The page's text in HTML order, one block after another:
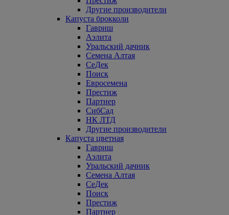
Другие производители
Капуста брокколи
Гавриш
Аэлита
Уральский дачник
Семена Алтая
СеДек
Поиск
Евросемена
Престиж
Партнер
СибСад
НК ЛТД
Другие производители
Капуста цветная
Гавриш
Аэлита
Уральский дачник
Семена Алтая
СеДек
Поиск
Престиж
Партнер